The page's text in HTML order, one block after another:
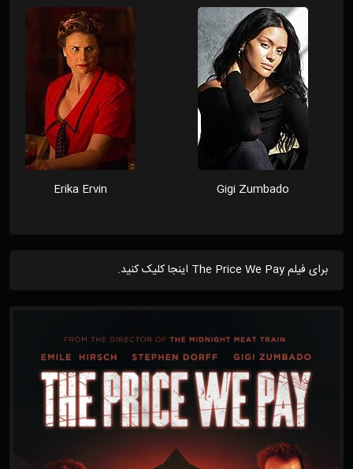
Gigi Zumbado
Erika Ervin
برای فیلم The Price We Pay اینجا کلیک کنید.